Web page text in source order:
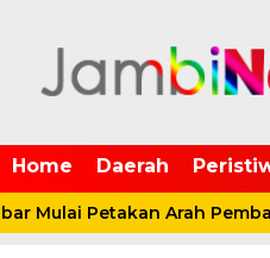
Home Daerah
Mulai Petakan Arah